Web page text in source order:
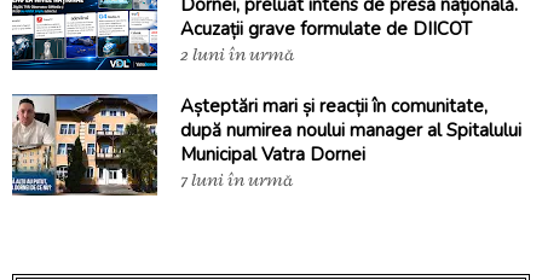
Acuzații grave formulate de DIICOT
2 luni în urmă
Așteptări mari și reacții în comunitate,
după numirea noului manager al Spitalului
Municipal Vatra Dornei
7 luni în urmă